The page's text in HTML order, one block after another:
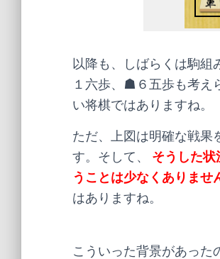
以降も、しばらくは駒
１六歩、☗６五歩も考え
い将棋ではありますね。
ただ、上図は明確な戦果
す。そして、
そうした状
うことは少なくありませ
はありますね。
こういった背景があった